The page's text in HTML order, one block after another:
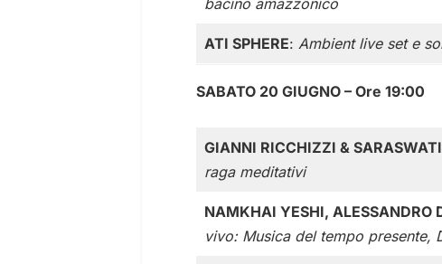
ATI SPHERE: Ambient live set e
SABATO 20 GIUGNO – Ore 19:00
GIANNI RICCHIZZI &
raga meditativi
NAMKHAI YESHI,
vivo: Musica del tempo presente,